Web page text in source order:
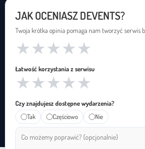
USŁUGI
Zapętleni · zapetleni.pl
Tłumaczenie na polski język
Janusz Migowego · januszmigowego.pl
JAK OCENIASZ DEVENTS?
Twoja krótka opinia pomaga nam tworzyć serwis
★
★
★
★
★
Łatwość korzystania z serwisu
★
★
★
★
★
Czy znajdujesz dostępne wydarzenia?
Tak
Częściowo Nie